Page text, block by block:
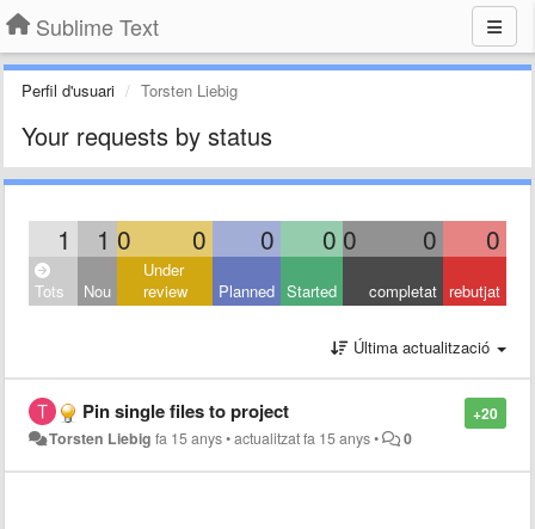
Sublime Text
Perfil d'usuari Torsten Liebig
Your requests by status
1 1 0 0 0 0 0 0 0
Tots Nou
Under
review
Planned Started completat rebutjat
Última actualització
+20
Pin single files to project
Torsten Liebig fa 15 anys•actualitzatfa 15 anys• 0